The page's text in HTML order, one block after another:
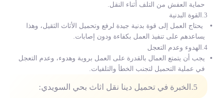
حماية العفش من التلف أثناء النقل.
3.القوة البدنية
يحتاج العمل إلى قوة بدنية جيدة لرفع وتحميل الأثاث الثقيل، وهذا
يساعدهم على تنفيذ العمل بكفاءة ودون إصابات.
4.الهدوء وعدم التعجل
يجب أن يتمتع العمال بالقدرة على العمل بروية وهدوء، وعدم التعجل
في عملية التحميل لتجنب الخطأ والتلفيات.
5.الخبرة في تحميل دينا نقل اثاث بحي السويدي: